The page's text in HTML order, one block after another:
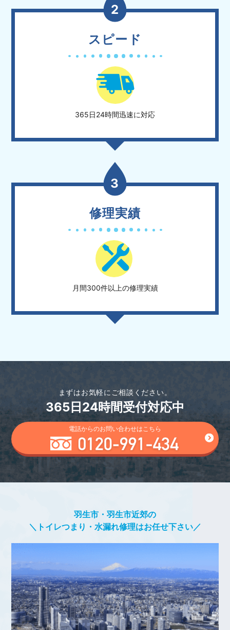
2
スピード
365日24時間迅速に対応
3
修理実績
月間300件以上の修理実績
まずはお気軽にご相談ください。
365日24時間受付対応中
電話からのお問い合わせはこちら
羽生市・羽生市近郊の
＼トイレつまり・水漏れ修理はお任せ下さい／